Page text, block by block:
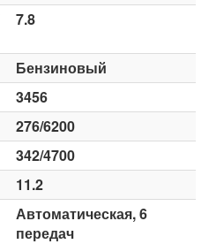
7.8
Бензиновый
3456
276/6200
342/4700
11.2
Автоматическая, 6
передач